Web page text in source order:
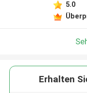
5.0
Erhalten